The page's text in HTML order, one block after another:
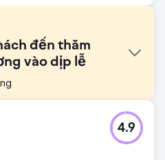
đến thăm
vào dịp lễ
phải đối mặt với những thách
Trong bối cảnh đại dịch
4.9